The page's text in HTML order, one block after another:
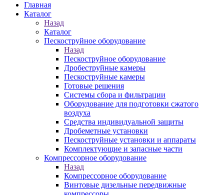
Главная
Каталог
Назад
Каталог
Пескоструйное оборудование
Назад
Пескоструйное оборудование
Дробеструйные камеры
Пескоструйные камеры
Готовые решения
Системы сбора и фильтрации
Оборудование для подготовки сжатого
воздуха
Средства индивидуальной защиты
Дробеметные установки
Пескоструйные установки и аппараты
Комплектующие и запасные части
Компрессорное оборудование
Назад
Компрессорное оборудование
Винтовые дизельные передвижные